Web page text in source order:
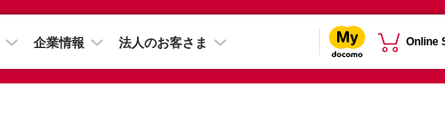
企業情報 法人のお客さま Online